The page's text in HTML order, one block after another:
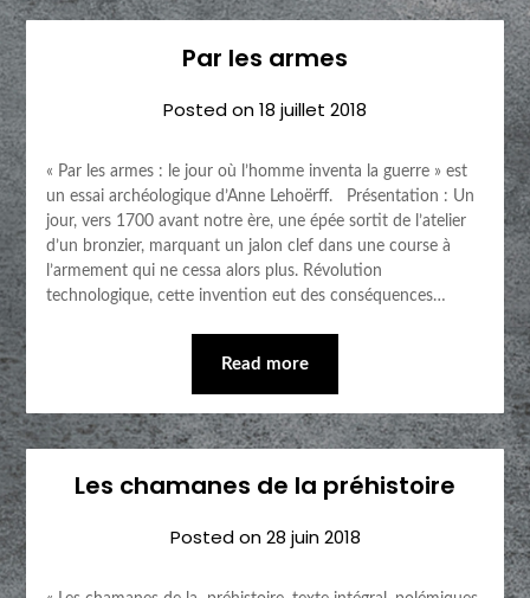
Par les armes
Posted on18 juillet 2018
« Par les armes : le jour où l’homme inventa la guerre » est
un essai archéologique d’Anne Lehoërff. Présentation : Un
jour, vers 1700 avant notre ère, une épée sortit de l’atelier
d’un bronzier, marquant un jalon clef dans une course à
l’armement qui ne cessa alors plus. Révolution
technologique, cette invention eut des conséquences…
Read more
Les chamanes de la préhistoire
Posted on28 juin 2018